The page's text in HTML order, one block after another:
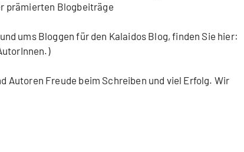
prämierten Blogbeiträge
ums Bloggen für den Kalaidos Blog, finden Sie hier:
Autoren Freude beim Schreiben und viel Erfolg. Wir